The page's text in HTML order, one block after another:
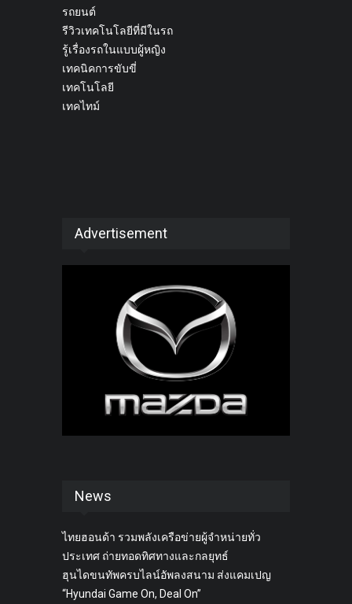
รถยนต์
รีวิวเทคโนโลยีที่มีในรถ
รู้เรื่องรถในแบบผู้หญิง
เทคนิคการขับขี่
เทคโนโลยี
เทคไทม์
Advertisement
News
ไทยฮอนด้า รวมพลังเครือข่ายผู้จำหน่ายทั่ว
ประเทศ ถ่ายทอดทิศทางและกลยุทธ์
ฮุนไดขนทัพครบไลน์อัพลงสนาม ส่งแคมเปญ
“Hyundai Game On, Deal On”